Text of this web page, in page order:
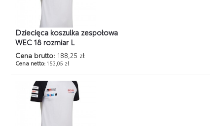
Dziecięca koszulka zespołowa
WEC 18 rozmiar L
Cena brutto: 188,25 zł
Cena netto:153,05 zł